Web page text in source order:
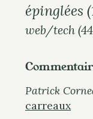
épinglées
web/tech
Patrick
carreaux